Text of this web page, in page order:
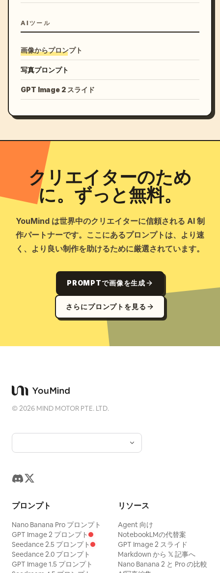
AIツール
画像からプロンプト
写真プロンプト
GPT Image 2 スライド
クリエイターのため
に。ずっと無料。
YouMind は世界中のクリエイターに信頼される AI 制
作パートナーです。ここにあるプロンプトは、より速
く、より良い制作を助けるために厳選されています。
PROMPTで画像を生成
さらにプロンプトを見る
©2026 MIND MOTOR PTE. LTD.
プロンプト
Nano Banana Pro プロンプト
GPT Image 2 プロンプト
Seedance 2.5 プロンプト
Seedance 2.0 プロンプト
GPT Image 1.5 プロンプト
リソース
Agent 向け
NotebookLMの代替案
GPT Image 2 スライド
Markdown から 𝕏 記事へ
Nano Banana 2 と Pro の比較